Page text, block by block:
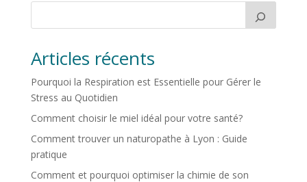
Articles récents
Pourquoi la Respiration est Essentielle pour Gérer le
Stress au Quotidien
Comment choisir le miel idéal pour votre santé?
Comment trouver un naturopathe à Lyon : Guide
pratique
Comment et pourquoi optimiser la chimie de son